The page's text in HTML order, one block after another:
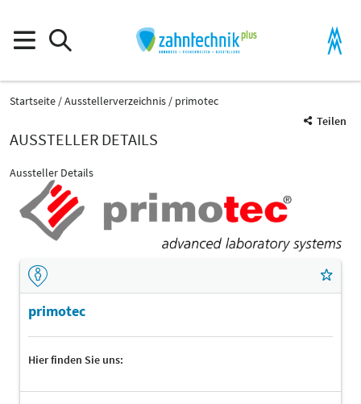
Startseite Ausstellerverzeichnis
primotec
Teilen
AUSSTELLER DETAILS
Aussteller Details
primotec
Hier finden Sie uns: